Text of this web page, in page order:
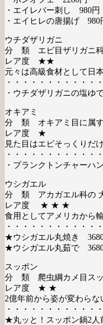
・エイレバー刺し 980円
・エイヒレの唐揚げ 980
ウチダザリガニ
分 類 エビ目ザリガニ科
レア度 ★★
元々は高級食材として日
・・・・・・・・・・・
・ウチダザリガニの塩ゆ
オキアミ
分 類 オキアミ目に属す
レア度 ★
見た目はエビそっくりだ
・・・・・・・・・・・
・プランクトンチャーハ
ウシガエル
分 類 アカガエル科の
レア度 ★ ★ ★
食用としてアメリカから
・・・・・・・・・・・
★ウシガエル丸焼き
★ウシガエル丸茹で
スッポン
分 類 爬虫綱カメ目スッ
レア度 ★ ★
2億年前から姿が変わら
・・・・・・・・・・・
★丸ッと！スッポン鍋2